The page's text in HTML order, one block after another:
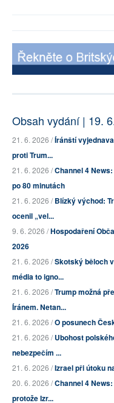
Obsah vydání | 19.
21. 6. 2026 /Íránští
proti Trum...
21. 6. 2026 /Channel 4
po 80 minutách
21. 6. 2026 /Blízký východ:
ocenil „vel...
9. 6. 2026 /Hospodaření
2026
21. 6. 2026 /Skotský běloch
média to igno...
21. 6. 2026 /Trump možná
Íránem. Netan...
21. 6. 2026 /O posunech
21. 6. 2026 /Ubohost
nebezpečím ...
21. 6. 2026 /Izrael při útoku
20. 6. 2026 /Channel 4
protože Izr...